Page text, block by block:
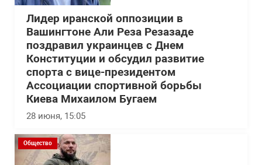
Лидер иранской оппозиции в
Вашингтоне Али Реза Резазаде
поздравил украинцев с Днем
Конституции и обсудил развитие
спорта с вице-президентом
Ассоциации спортивной борьбы
Киева Михаилом Бугаем
28 июня, 15:05
Общество